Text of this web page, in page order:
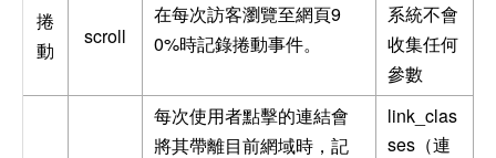
捲
動
scroll
在每次訪客瀏覽至網頁9
0%時記錄捲動事件。
系統不會
收集任何
參數
每次使用者點擊的連結會
將其帶離目前網域時，記
link_clas
ses（連